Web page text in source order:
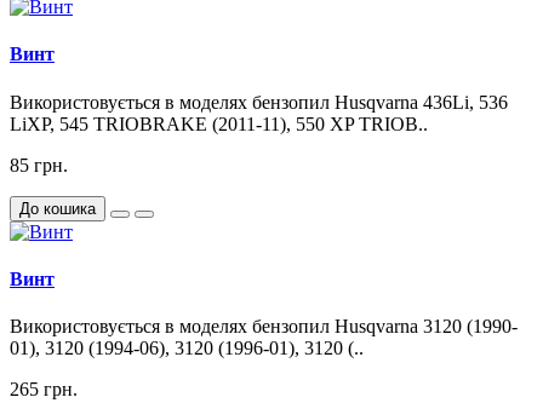
Винт
Використовується в моделях бензопил Husqvarna 436Li, 536
LiXP, 545 TRIOBRAKE (2011-11), 550 XP TRIOB..
85 грн.
До кошика
Винт
Використовується в моделях бензопил Husqvarna 3120 (1990-
01), 3120 (1994-06), 3120 (1996-01), 3120 (..
265 грн.